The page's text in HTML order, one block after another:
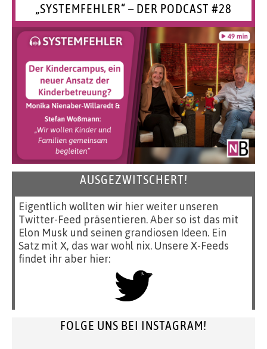
„SYSTEMFEHLER“ – DER PODCAST #28
AUSGEZWITSCHERT!
Eigentlich wollten wir hier weiter unseren
Twitter-Feed präsentieren. Aber so ist das mit
Elon Musk und seinen grandiosen Ideen. Ein
Satz mit X, das war wohl nix. Unsere X-Feeds
findet ihr aber hier:
FOLGE UNS BEI INSTAGRAM!